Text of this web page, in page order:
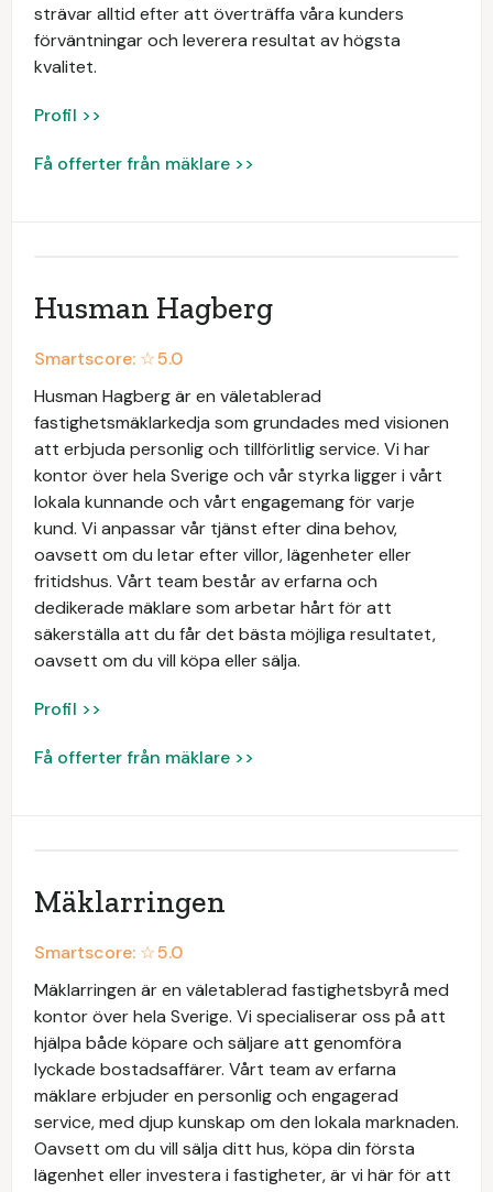
strävar alltid efter att överträffa våra kunders
förväntningar och leverera resultat av högsta
kvalitet.
Profil >>
Få offerter från mäklare >>
Husman Hagberg
Smartscore: ☆5.0
Husman Hagberg är en väletablerad
fastighetsmäklarkedja som grundades med visionen
att erbjuda personlig och tillförlitlig service. Vi har
kontor över hela Sverige och vår styrka ligger i vårt
lokala kunnande och vårt engagemang för varje
kund. Vi anpassar vår tjänst efter dina behov,
oavsett om du letar efter villor, lägenheter eller
fritidshus. Vårt team består av erfarna och
dedikerade mäklare som arbetar hårt för att
säkerställa att du får det bästa möjliga resultatet,
oavsett om du vill köpa eller sälja.
Profil >>
Få offerter från mäklare >>
Mäklarringen
Smartscore: ☆5.0
Mäklarringen är en väletablerad fastighetsbyrå med
kontor över hela Sverige. Vi specialiserar oss på att
hjälpa både köpare och säljare att genomföra
lyckade bostadsaffärer. Vårt team av erfarna
mäklare erbjuder en personlig och engagerad
service, med djup kunskap om den lokala marknaden.
Oavsett om du vill sälja ditt hus, köpa din första
lägenhet eller investera i fastigheter, är vi här för att